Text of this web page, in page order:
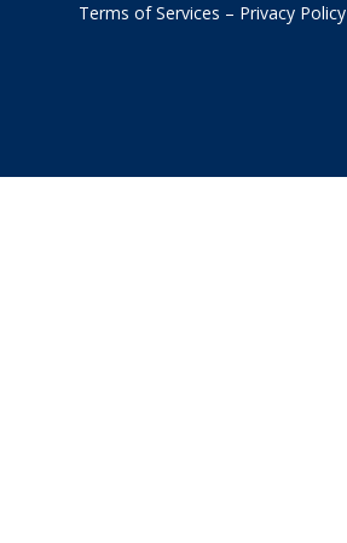
Terms of Services – Privacy Policy